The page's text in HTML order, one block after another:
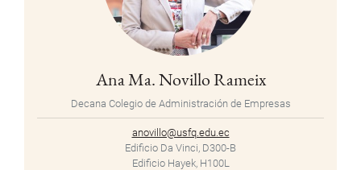
Ana Ma. Novillo Rameix
Decana Colegio de Administración de Empresas
anovillo@usfq.edu.ec
Edificio Da Vinci, D300-B
Edificio Hayek, H100L